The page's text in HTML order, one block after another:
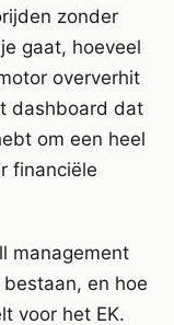
zonder
gaat, hoeveel
oververhit
dashboard dat
om een heel
financiële
management
en hoe
voor het EK.